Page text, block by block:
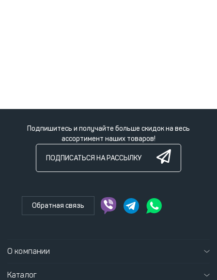
Подпишитесь и получайте больше скидок на весь
ассортимент наших товаров!
ПОДПИСАТЬСЯ НА РАССЫЛКУ
Обратная связь
О компании
Каталог